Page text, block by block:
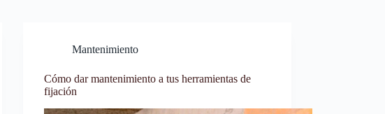
Mantenimiento
Cómo dar mantenimiento a tus herramientas de
fijación